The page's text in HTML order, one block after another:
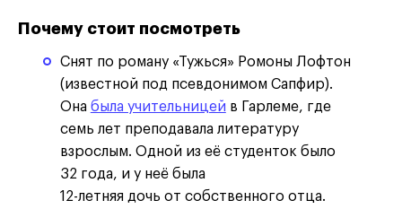
Почему стоит посмотреть
Снят по роману «Тужься» Ромоны Лофтон
(известной под псевдонимом Сапфир).
Она была учительницей в Гарлеме, где
семь лет преподавала литературу
взрослым. Одной из её студенток было
32 года, и у неё была
12-летняя дочь от собственного отца.